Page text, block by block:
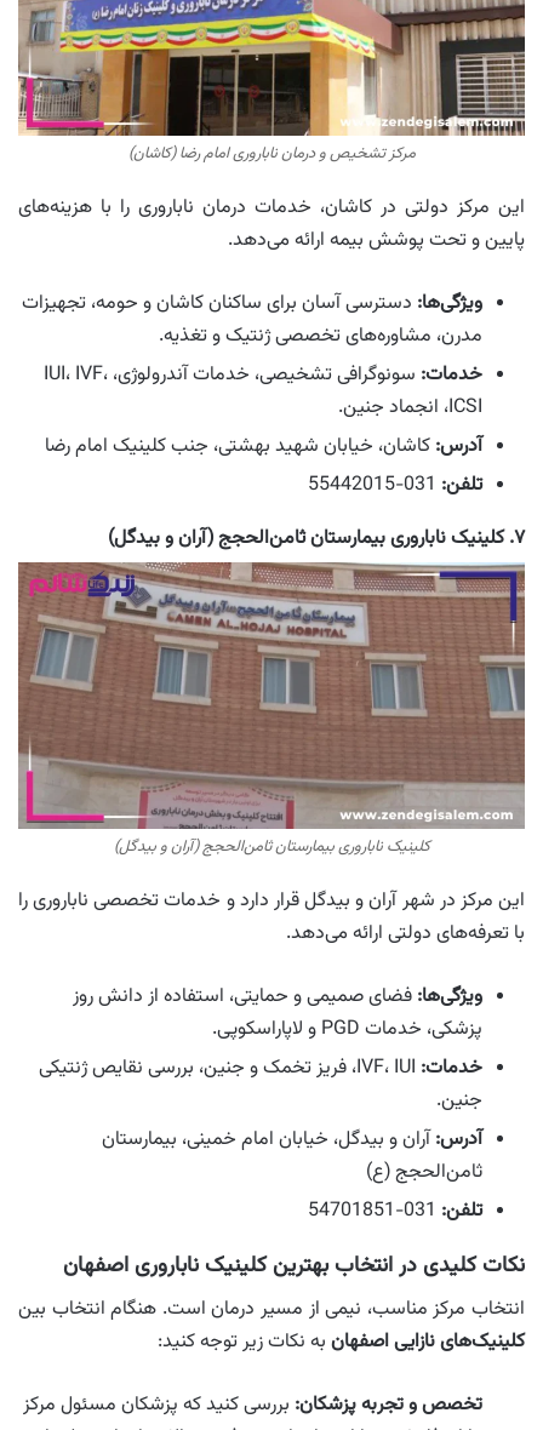
مرکز تشخیص و درمان ناباروری امام رضا (کاشان)
این مرکز دولتی در کاشان، خدمات درمان ناباروری را با هزینه‌های
پایین و تحت پوشش بیمه ارائه می‌دهد.
ویژگی‌ها: دسترسی آسان برای ساکنان کاشان و حومه، تجهیزات
مدرن، مشاوره‌های تخصصی ژنتیک و تغذیه.
خدمات:
سونوگرافی تشخیصی، خدمات آندرولوژی، IUI، IVF،
ICSI، انجماد جنین.
آدرس: کاشان، خیابان شهید بهشتی، جنب کلینیک امام رضا
تلفن:
۷. کلینیک ناباروری بیمارستان ثامن‌الحجج (آران و بیدگل)
کلینیک ناباروری بیمارستان ثامن‌الحجج (آران و بیدگل)
این مرکز در شهر آران و بیدگل قرار دارد و خدمات تخصصی ناباروری را
با تعرفه‌های دولتی ارائه می‌دهد.
ویژگی‌ها: فضای صمیمی و حمایتی، استفاده از دانش روز
پزشکی، خدمات PGD و لاپاراسکوپی.
خدمات:
IVF، IUI، فریز تخمک و جنین، بررسی نقایص ژنتیکی
جنین.
آدرس:آران و بیدگل، خیابان امام خمینی، بیمارستان
ثامن‌الحجج (ع)
تلفن:
نکات کلیدی در انتخاب بهترین کلینیک ناباروری اصفهان
انتخاب مرکز مناسب، نیمی از مسیر درمان است. هنگام انتخاب بین
کلینیک‌های نازایی اصفهان به نکات زیر توجه کنید:
تخصص و تجربه پزشکان: بررسی کنید که پزشکان مسئول مرکز